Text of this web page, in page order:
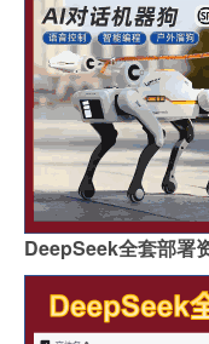
DeepSeek全套部署